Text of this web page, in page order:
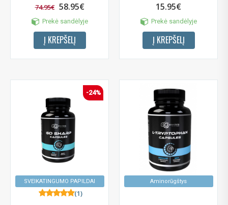
74.95€ 58.95€
Prekė sandėlyje
Į KREPŠELĮ
15.95€
Prekė sandėlyje
Į KREPŠELĮ
SVEIKATINGUMO PAPILDAI
-24%
(1)
Aminorūgštys